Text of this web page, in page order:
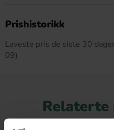
Prishistorikk
Laveste pris de siste 30
09)